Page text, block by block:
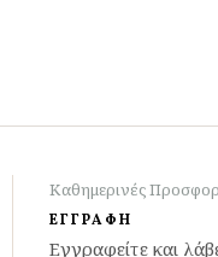
Καθημερινές
ΕΓΓΡΑΦΗ
Εγγραφείτε και